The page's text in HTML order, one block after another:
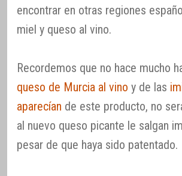
encontrar en otras regiones
miel y queso al vino.
Recordemos que no hace mucho
queso de Murcia al vino y de las
aparecían de este producto, no
al nuevo queso picante le salgan
pesar de que haya sido patentado.